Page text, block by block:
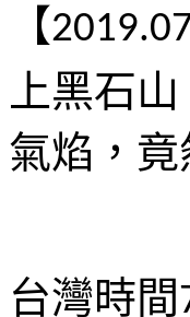
【
上黑石
氣焰，
台灣時間